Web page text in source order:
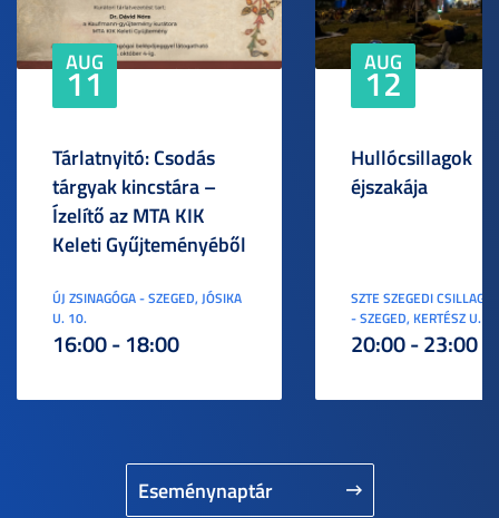
Eseménynaptár
AUG
11
Tárlatnyitó: Csodás
tárgyak kincstára –
Ízelítő az MTA KIK
Keleti Gyűjteményéből
ÚJ ZSINAGÓGA - SZEGED, JÓSIKA
U. 10.
16:00 - 18:00
AUG
12
Hullócsillagok
éjszakája
SZTE SZEGEDI
- SZEGED, KERTÉSZ U. 3.
20:00 - 23:00